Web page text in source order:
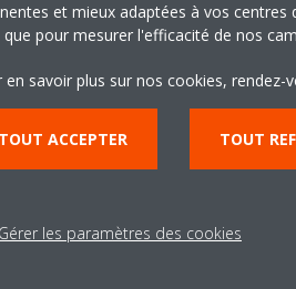
et mieux adaptées à vos
que pour mesurer l'efficacité de nos
en savoir plus sur nos cookies, rendez-
TOUT ACCEPTER TOUT
Gérer les paramètres des cookies